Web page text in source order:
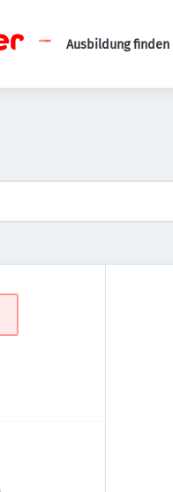
Ausbildung finden